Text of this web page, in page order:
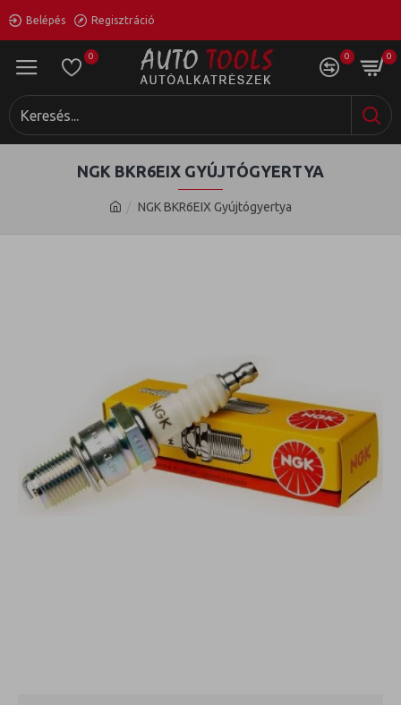
Belépés Regisztráció
0 0 0
NGK BKR6EIX Gyújtógyertya
NGK BKR6EIX GYÚJTÓGYERTYA